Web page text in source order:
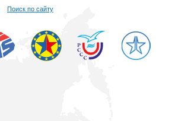
Поиск по сайту